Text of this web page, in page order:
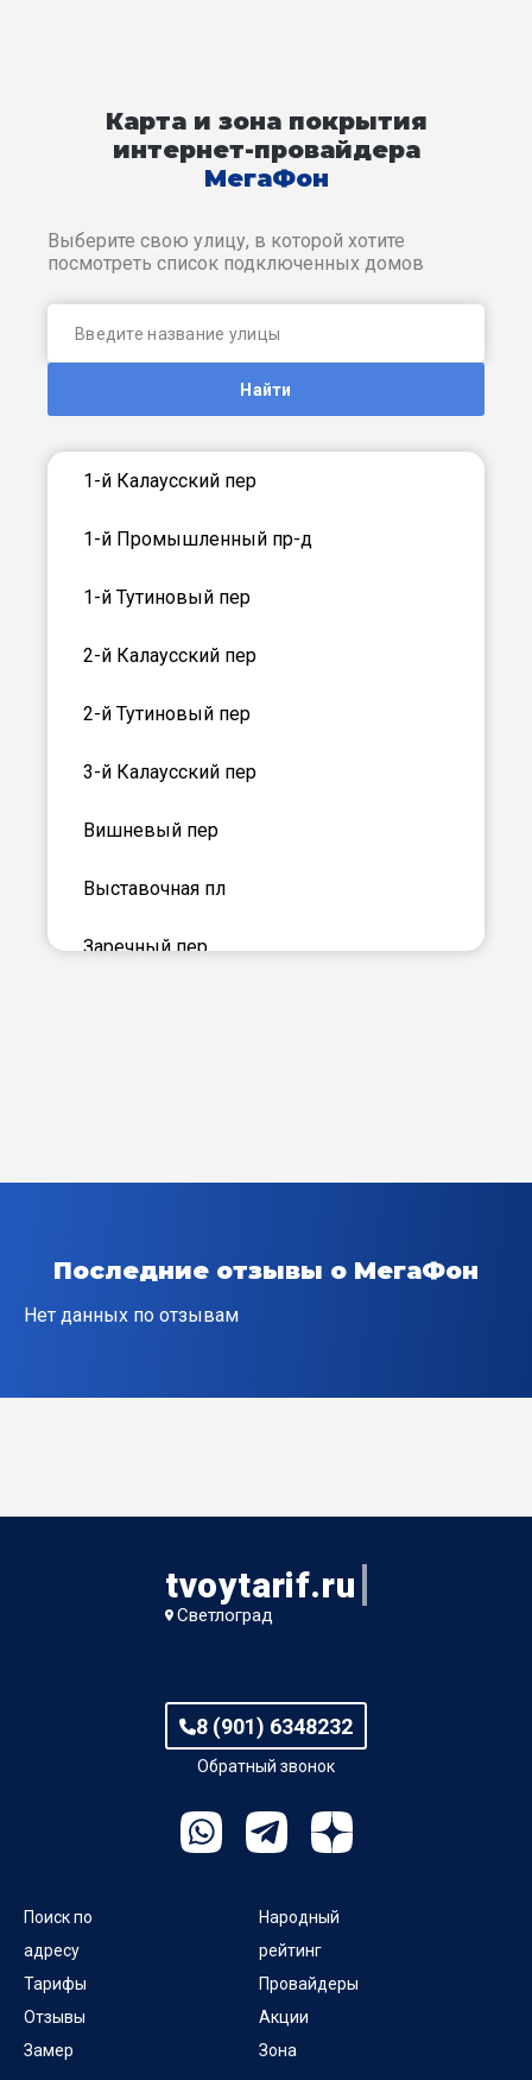
Карта и зона покрытия
интернет-провайдера
МегаФон
Выберите свою улицу, в которой хотите
посмотреть список подключенных домов
Найти
1-й Калаусский пер
1-й Промышленный пр-д
1-й Тутиновый пер
2-й Калаусский пер
2-й Тутиновый пер
3-й Калаусский пер
Вишневый пер
Выставочная пл
Заречный пер
Передовой пер
Украинский пер
пер 2-й Калинина
пер 3-й Калинина
пер Громова
пл 50 лет Октября
пр-кт Им Генерала Воробьева
Последние отзывы о МегаФон
Нет данных по отзывам
tvoytarif.ru
Светлоград
8 (901) 6348232
Обратный звонок
Поиск по
адресу
Тарифы
Отзывы
Замер
Народный
рейтинг
Провайдеры
Акции
Зона